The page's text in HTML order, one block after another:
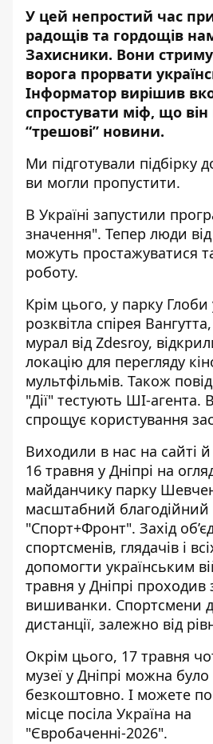
У цей непростий час
радощів та гордощів
Захисники. Вони
ворога прорвати
Інформатор вирішив
спростувати міф, що
“трешові” новини.
Ми підготували підбірку
ви могли пропустити.
В Україні запустили
значення". Тепер люди
можуть простажуватися
роботу.
Крім цього, у парку Глоби
розквітла спірея Вангутта
мурал від Zdesroy,
локацію для перегляду
мультфільмів. Також
"Дії" тестують ШІ-агента.
спрощує користування
Виходили в нас на сайті
16 травня у Дніпрі на
майданчику парку
масштабний благодійний
"Спорт+Фронт". Захід
спортсменів, глядачів і
допомогти українським
травня у Дніпрі проходив
вишиванки. Спортсмени
дистанції, залежно від
Окрім цього, 17 травня
музеї у Дніпрі можна було
безкоштовно. І можете
місце посіла Україна на
"Євробаченні-2026".